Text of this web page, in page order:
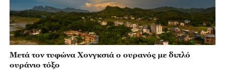
Μετά τον τυφώνα Χονγκσιά ο ουρανός με διπλό
ουράνιο τόξο